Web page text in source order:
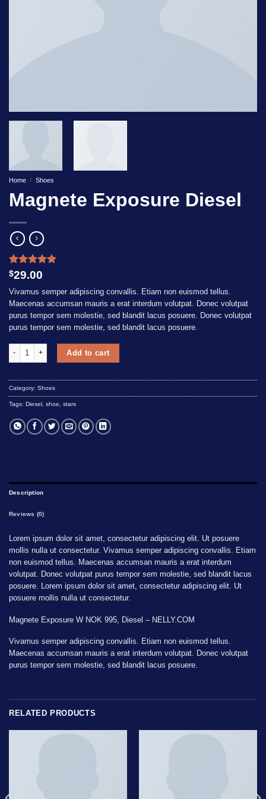
Home / Shoes
Magnete Exposure Diesel
Rated5.00
based on
1
customer
$29.00
Vivamus semper adipiscing convallis. Etiam non euismod tellus.
Maecenas accumsan mauris a erat interdum volutpat. Donec volutpat
purus tempor sem molestie, sed blandit lacus posuere. Donec volutpat
purus tempor sem molestie, sed blandit lacus posuere.
Magnete Exposure Diesel quantity
Add to cart
Category: Shoes
Tags: Diesel, shoe, stars
Description
Reviews (0)
Lorem ipsum dolor sit amet, consectetur adipiscing elit. Ut posuere
mollis nulla ut consectetur. Vivamus semper adipiscing convallis. Etiam
non euismod tellus. Maecenas accumsan mauris a erat interdum
volutpat. Donec volutpat purus tempor sem molestie, sed blandit lacus
posuere. Lorem ipsum dolor sit amet, consectetur adipiscing elit. Ut
posuere mollis nulla ut consectetur.
Magnete Exposure W NOK 995, Diesel – NELLY.COM
Vivamus semper adipiscing convallis. Etiam non euismod tellus.
Maecenas accumsan mauris a erat interdum volutpat. Donec volutpat
purus tempor sem molestie, sed blandit lacus posuere.
RELATED PRODUCTS